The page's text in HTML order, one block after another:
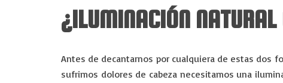
¿ILUMINACIÓN
Antes de decantarnos por cualquiera de estas dos
sufrimos dolores de cabeza necesitamos una